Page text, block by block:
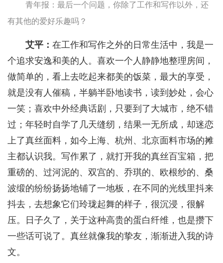
青年报：最后一个问题，你除了工作和写作以外，还
有其他的爱好乐趣吗？
艾平： 在工作和写作之外的日常生活中，我是一
个追求安逸和美的人。喜欢一个人静静地整理房间，
做简单的，看上去吃起来都美的饭菜，最大的享受，
就是没有人催稿，半躺半卧地读书，读到妙处，会心
一笑；喜欢中外经典话剧，只要到了大城市，绝不错
过；年轻时自学了几天缝纫，结果一无所成，却迷恋
上了真丝面料，如今上海、杭州、北京面料市场的摊
主都认识我。写作累了，就打开我的真丝百宝箱，把
重磅的、过河泥的、双宫的、乔琪的、欧根纱的、桑
波缎的纷纷扬扬地铺了一地板，在不同的光线里抖来
抖去，去想象它们玲珑起舞的样子，很沉浸，很解
压。日子久了，关于这种高贵的蛋白纤维，也是攒下
一些话可说了。真丝就像我的挚友，渐渐进入我的诗
文。